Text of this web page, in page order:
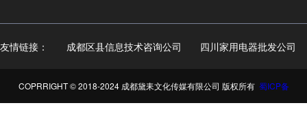
友情链接： 成都区县信息技术咨询公司 四川家用电器批发公司
COPRRIGHT © 2018-2024 成都黛耒文化传媒有限公司 版权所有 蜀ICP备